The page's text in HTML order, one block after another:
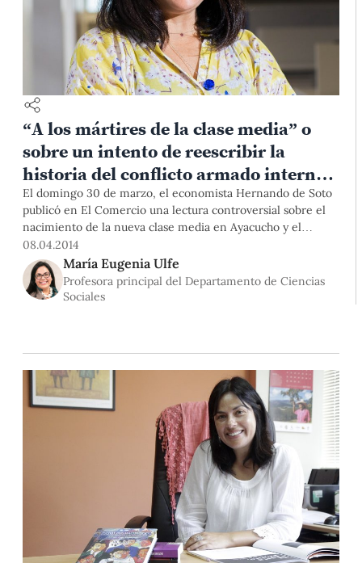
“A los mártires de la clase media” o
sobre un intento de reescribir la
historia del conflicto armado interno
por un economista
El domingo 30 de marzo, el economista Hernando de Soto
publicó en El Comercio una lectura controversial sobre el
nacimiento de la nueva clase media en Ayacucho y el
conflicto armado interno. En ella propone –recogiendo la
opinión de la historiadora Cecilia Méndez– una épica del
mercado que nace de las cenizas de un pueblo
08.04.2014
María Eugenia Ulfe
Profesora principal del Departamento de Ciencias
Sociales